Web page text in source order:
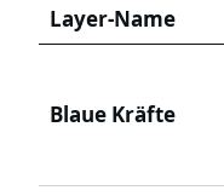
Layer-Name
Blaue Kräfte